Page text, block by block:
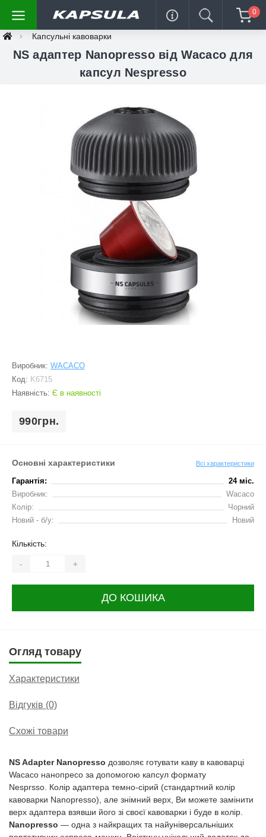
0
Капсульні кавоварки
NS адаптер Nanopresso від Wacaco для
капсул Nespresso
Виробник: WACACO
Код: K6715
Наявність: Є в наявності
990грн.
Основні характеристики Всі характеристики
Гарантія:
24 міс.
Виробник:
Wacaco
Колір:
Чорний
Новий - б/у:
Новий
Кількість:
- +
ДО КОШИКА
Огляд товару
Характеристики
Відгуків (0)
Схожі товари
NS Adapter Nanopresso дозволяє готувати каву в кавоварці
Wacaco нанопресо за допомогою капсул формату
Nesprsso. Колір адаптера темно-сірий (стандартний колір
кавоварки Nanopresso), але знімний верх, Ви можете замінити
верх адаптера взявши його зі своєї кавоварки і буде в колір.
Nanopresso — одна з найкращих та найуніверсальніших